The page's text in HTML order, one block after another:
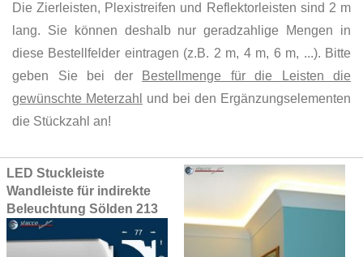
Die Zierleisten, Plexistreifen und Reflektorleisten sind 2 m
lang. Sie können deshalb nur geradzahlige Mengen in
diese Bestellfelder eintragen (z.B. 2 m, 4 m, 6 m, ...). Bitte
geben Sie bei der
Bestellmenge für die Leisten die
gewünschte Meterzahl
und bei den Ergänzungselementen
die Stückzahl an!
Grouped
product
items
LED Stuckleiste
Wandleiste für indirekte
Beleuchtung Sölden 213